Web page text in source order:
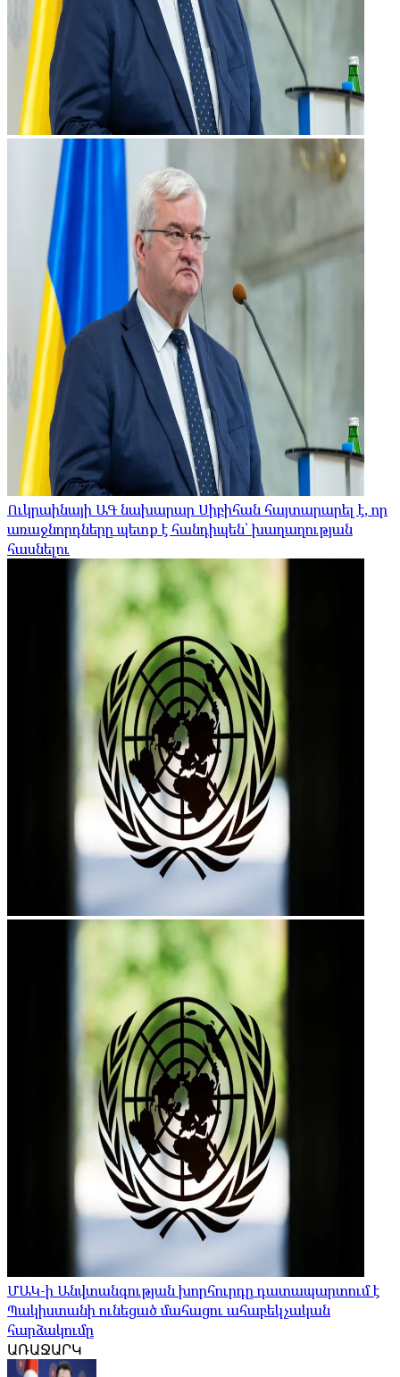
Ուկրաինայի ԱԳ նախարար Սիբիհան հայտարարել է, որ
առաջնորդները պետք է հանդիպեն՝ խաղաղության
հասնելու
ՄԱԿ-ի Անվտանգության խորհուրդը դատապարտում է
Պակիստանի ունեցած մահացու ահաբեկչական
հարձակումը
ԱՌԱՋԱՐԿ